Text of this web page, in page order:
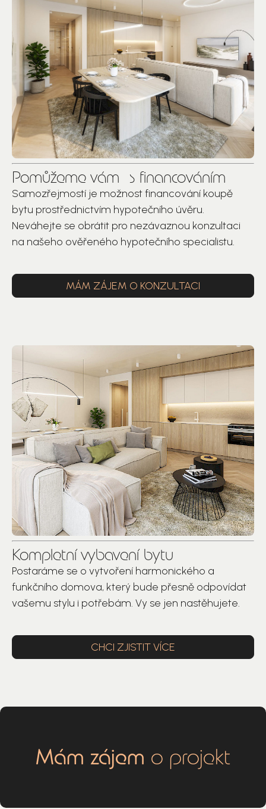
Pomůžeme vám s financováním
Samozřejmostí je možnost financování koupě
bytu prostřednictvím hypotečního úvěru.
Neváhejte se obrátit pro nezávaznou konzultaci
na našeho ověřeného hypotečního specialistu.
MÁM ZÁJEM O KONZULTACI
Kompletní vybavení bytu
Postaráme se o vytvoření harmonického a
funkčního domova, který bude přesně odpovídat
vašemu stylu i potřebám. Vy se jen nastěhujete.
CHCI ZJISTIT VÍCE
Mám zájem o projekt